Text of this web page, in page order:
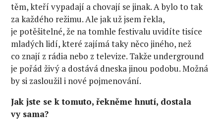
těm, kteří vypadají a chovají se jinak. A bylo to tak
za každého režimu. Ale jak už jsem řekla,
je potěšitelné, že na tomhle festivalu uvidíte tisíce
mladých lidí, které zajímá taky něco jiného, než
co znají z rádia nebo z televize. Takže underground
je pořád živý a dostává dneska jinou podobu. Možná
by si zasloužil i nové pojmenování.
Jak jste se k tomuto, řekněme hnutí, dostala
vy sama?